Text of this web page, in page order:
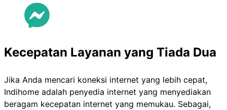
Kecepatan Layanan yang Tiada Dua
Jika Anda mencari koneksi internet yang lebih cepat,
Indihome adalah penyedia internet yang menyediakan
beragam kecepatan internet yang memukau. Sebagai,